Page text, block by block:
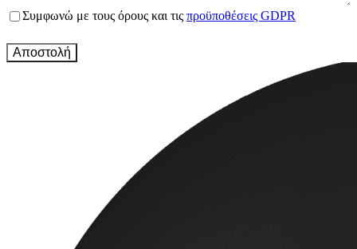
Terms
conditions(Required)
Συμφωνώ με τους όρους και τις προϋποθέσεις GDPR